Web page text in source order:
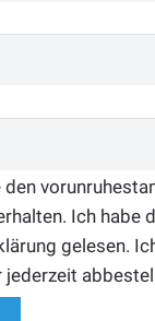
Ich habe
gelesen.